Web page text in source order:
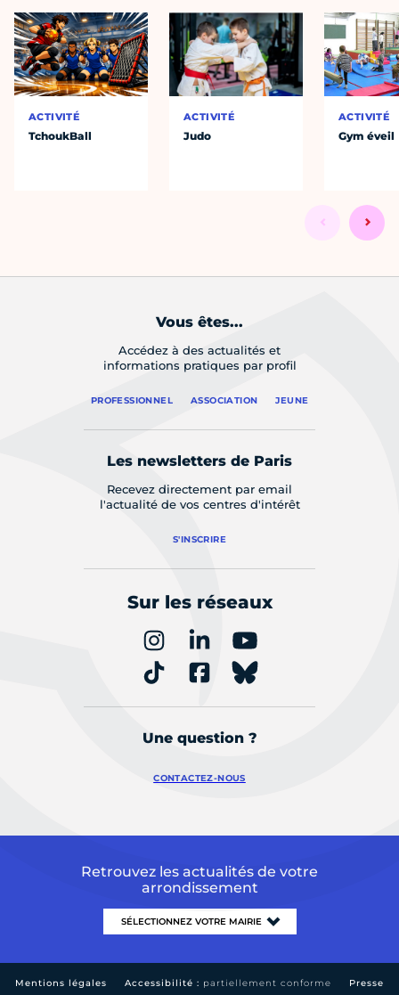
ACTIVITÉ
TchoukBall
ACTIVITÉ
Judo
ACTIVITÉ
Gym éveil
Vous êtes...
Accédez à des actualités et
informations pratiques par profil
PROFESSIONNEL ASSOCIATION JEUNE
Les newsletters de Paris
Recevez directement par email
l'actualité de vos centres d'intérêt
S'INSCRIRE
Sur les réseaux
Une question ?
CONTACTEZ-NOUS
Retrouvez les actualités de votre
arrondissement
Mentions légales Accessibilité : partiellement conforme Presse